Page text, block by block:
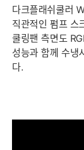
다크플래쉬쿨러
직관적인 펌프 스
쿨링팬 측면도
성능과 함께 수냉
다.